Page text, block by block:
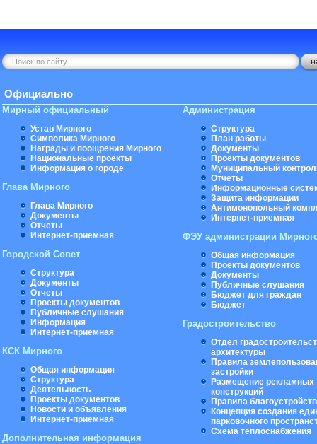
Официально
Мирный официальный
Устав Мирного
Символика Мирного
Награды и поощрения Мирного
Национальные проекты
Информация о городе
Глава Мирного
Глава Мирного
Документы
Отчеты
Интернет-приемная
Городской Совет
Структура
Документы
Отчеты
Проекты документов
Публичные слушания
Информация
Интернет-приемная
КСК Мирного
Общая информация
Структура
Деятельность
Проекты документов
Новости и объявления
Интернет-приемная
Дополнительная информация
Администрация
Структура
План работы
Документы
Проекты документов
Муниципальный
Отчеты
Информационные
Защита информации
Антимонопольный
Интернет-приемная
ФЭУ администрации
Общая информация
Проекты документов
Документы
Публичные слушания
Бюджет для граждан
Бюджет
Градостроительство
Отдел
архитектуры
Правила
застройки
Размещение рекламных
конструкций
Правила
Концепция создания
парковочного
Схема теплоснабжения